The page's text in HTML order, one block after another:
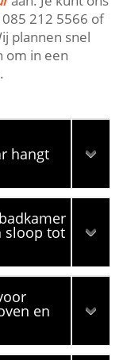
212 5566 of
plannen snel
om in een
hangt
sloop tot
en